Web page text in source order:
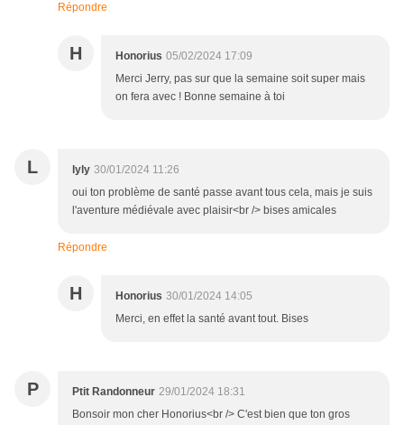
Répondre
H Honorius 05/02/2024 17:09
Merci Jerry, pas sur que la semaine soit super mais
on fera avec ! Bonne semaine à toi
L lyly 30/01/2024 11:26
oui ton problème de santé passe avant tous cela, mais je suis
l'aventure médiévale avec plaisir<br /> bises amicales
Répondre
H Honorius 30/01/2024 14:05
Merci, en effet la santé avant tout. Bises
P Ptit Randonneur 29/01/2024 18:31
Bonsoir mon cher Honorius<br /> C'est bien que ton gros